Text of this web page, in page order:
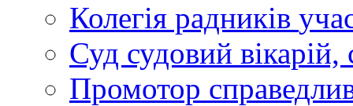
Колегія радників
Суд судовий вікарій,
Промотор